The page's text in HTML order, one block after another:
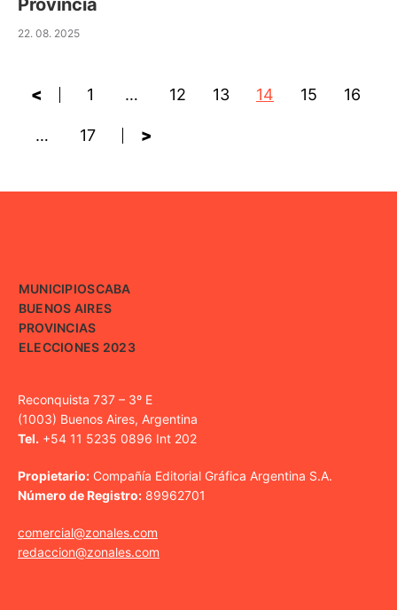
Provincia
22. 08. 2025
< 1 … 12 13 14 15 16
… 17 >
MUNICIPIOSCABA
BUENOS AIRES
PROVINCIAS
ELECCIONES 2023
Reconquista 737 – 3º E
(1003) Buenos Aires, Argentina
Tel. +54 11 5235 0896 Int 202
Propietario: Compañía Editorial Gráfica Argentina S.A.
Número de Registro: 89962701
comercial@zonales.com
redaccion@zonales.com